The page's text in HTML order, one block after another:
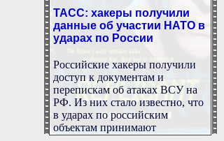
ТАСС: хакеры получили
данные об участии НАТО в
ударах по России
Российские хакеры получили
доступ к документам и
перепискам об атаках ВСУ на
РФ. Из них стало известно, что
в ударах по российским
объектам принимают
непосредственное участие